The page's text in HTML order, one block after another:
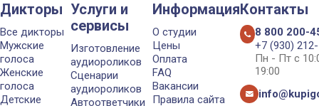
Дикторы
Все дикторы
Мужские
голоса
Женские
голоса
Детские
Услуги и
сервисы
Изготовление
аудиороликов
Сценарии
аудиороликов
Автоответчики
Информация
О студии
Цены
Оплата
FAQ
Вакансии
Правила сайта
Контакты
8 800 200-
+7 (930)
Пн - Пт с
19:00